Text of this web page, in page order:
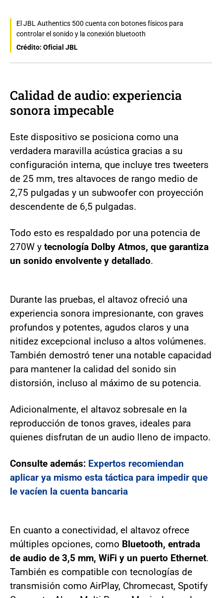
El JBL Authentics 500 cuenta con botones físicos para
controlar el sonido y la conexión bluetooth
Crédito: Oficial JBL
Calidad de audio: experiencia
sonora impecable
Este dispositivo se posiciona como una
verdadera maravilla acústica gracias a su
configuración interna, que incluye tres tweeters
de 25 mm, tres altavoces de rango medio de
2,75 pulgadas y un subwoofer con proyección
descendente de 6,5 pulgadas.
Todo esto es respaldado por una potencia de
270W y tecnología Dolby Atmos, que garantiza
un sonido envolvente y detallado.
Durante las pruebas, el altavoz ofreció una
experiencia sonora impresionante, con graves
profundos y potentes, agudos claros y una
nitidez excepcional incluso a altos volúmenes.
También demostró tener una notable capacidad
para mantener la calidad del sonido sin
distorsión, incluso al máximo de su potencia.
Adicionalmente, el altavoz sobresale en la
reproducción de tonos graves, ideales para
quienes disfrutan de un audio lleno de impacto.
Consulte además: Expertos recomiendan
aplicar ya mismo esta táctica para impedir que
le vacíen la cuenta bancaria
En cuanto a conectividad, el altavoz ofrece
múltiples opciones, como Bluetooth, entrada
de audio de 3,5 mm, WiFi y un puerto Ethernet.
También es compatible con tecnologías de
transmisión como AirPlay, Chromecast, Spotify